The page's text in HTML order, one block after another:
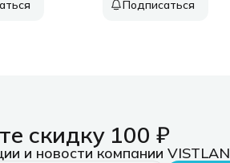
серебристый/
Подписаться
скидку 100 ₽
и новости компании VISTLAN